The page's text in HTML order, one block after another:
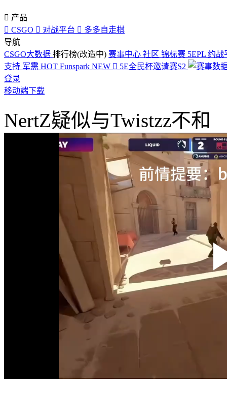
 产品
 CSGO  对战平台  多多自走棋
导航
CSGO大数据 排行榜(改造中) 赛事中心 社区 锦标赛 5EPL 约战
支持 军需 HOT Funspark NEW  5E全民杯邀请赛S2
登录
移动端下载
NertZ疑似与Twistzz不和